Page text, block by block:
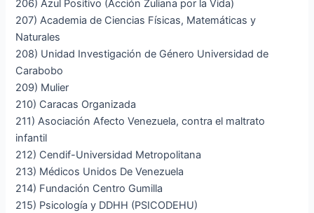
206) Azul Positivo (Acción Zuliana por la Vida)
207) Academia de Ciencias Físicas, Matemáticas y
Naturales
208) Unidad Investigación de Género Universidad de
Carabobo
209) Mulier
210) Caracas Organizada
211) Asociación Afecto Venezuela, contra el maltrato
infantil
212) Cendif-Universidad Metropolitana
213) Médicos Unidos De Venezuela
214) Fundación Centro Gumilla
215) Psicología y DDHH (PSICODEHU)